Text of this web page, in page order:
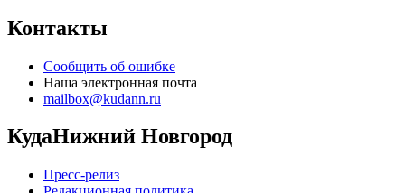
Контакты
Сообщить об ошибке
Наша электронная почта
mailbox@kudann.ru
КудаНижний Новгород
Пресс-релиз